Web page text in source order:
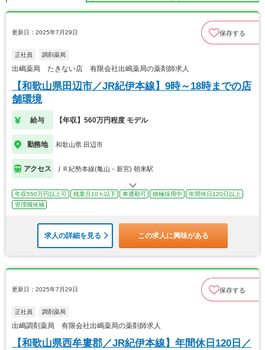
更新日：2025年7月29日 保存する
正社員 調剤薬局
出嶋薬局 たきない店 有限会社出嶋薬局の薬剤師求人
【和歌山県田辺市／JR紀伊本線】9時～18時までの店
舗環境
給与 【年収】560万円程度 モデル
勤務地 和歌山県 田辺市
アクセス ＪＲ紀勢本線(亀山－新宮) 朝来駅
年収550万円以上可 残業月10ｈ以下 車通勤可 積極採用中
年間休日120日以上
管理職候補
求人の詳細を見る この求人に興味がある
更新日：2025年7月29日 保存する
正社員 調剤薬局
出嶋調剤薬局 有限会社出嶋薬局の薬剤師求人
【和歌山県西牟婁郡／JR紀伊本線】年間休日120日／